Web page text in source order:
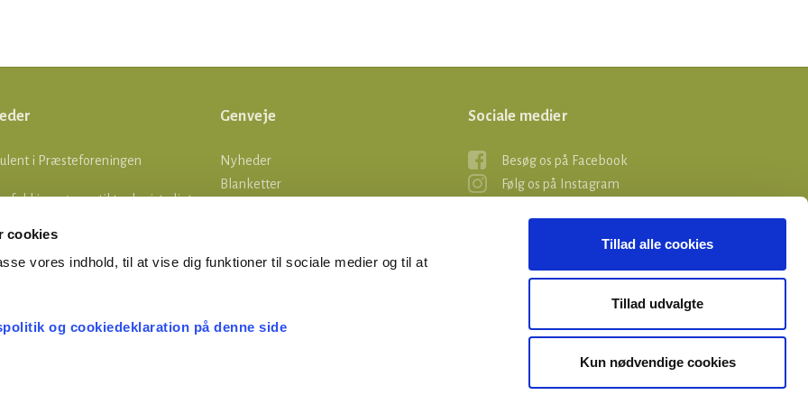
cookies
vores indhold, til at vise dig funktioner til sociale medier og til at
og cookiedeklaration på denne side
Tillad alle cookies
Tillad udvalgte
Kun nødvendige cookies
i Præsteforeningen
fald i ansøgere til teologistudiet
Genveje
Nyheder
Blanketter
Sociale medier
Besøg os på Facebook
Følg os på Instagram